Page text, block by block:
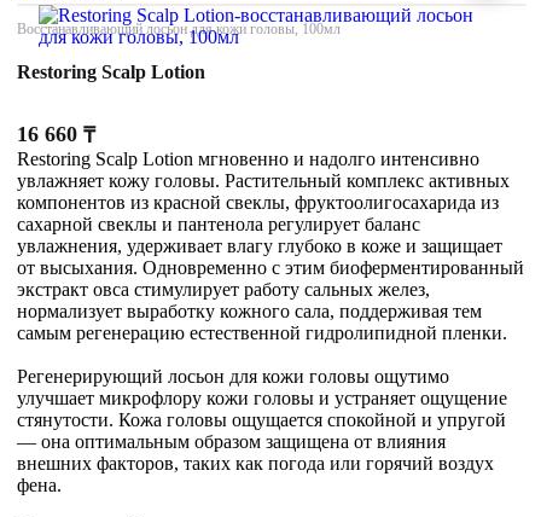
Восстанавливающий лосьон для кожи головы, 100мл
Restoring Scalp Lotion
16 660 ₸
Restoring Scalp Lotion мгновенно и надолго интенсивно
увлажняет кожу головы. Растительный комплекс активных
компонентов из красной свеклы, фруктоолигосахарида из
сахарной свеклы и пантенола регулирует баланс
увлажнения, удерживает влагу глубоко в коже и защищает
от высыхания. Одновременно с этим биоферментированный
экстракт овса стимулирует работу сальных желез,
нормализует выработку кожного сала, поддерживая тем
самым регенерацию естественной гидролипидной пленки.
Регенерирующий лосьон для кожи головы ощутимо
улучшает микрофлору кожи головы и устраняет ощущение
стянутости. Кожа головы ощущается спокойной и упругой
— она оптимальным образом защищена от влияния
внешних факторов, таких как погода или горячий воздух
фена.